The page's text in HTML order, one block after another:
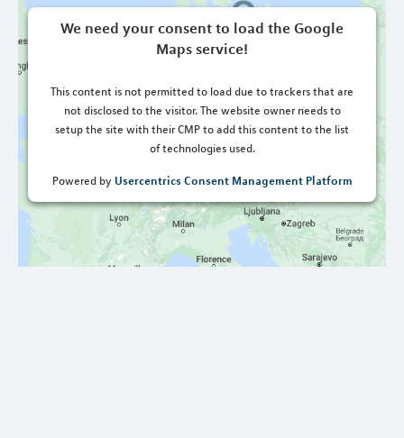
We need your consent to load the Google
Maps service!
This content is not permitted to load due to trackers that are
not disclosed to the visitor. The website owner needs to
setup the site with their CMP to add this content to the list
of technologies used.
Powered by Usercentrics Consent Management Platform